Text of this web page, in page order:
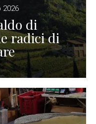
2026
di
radici di